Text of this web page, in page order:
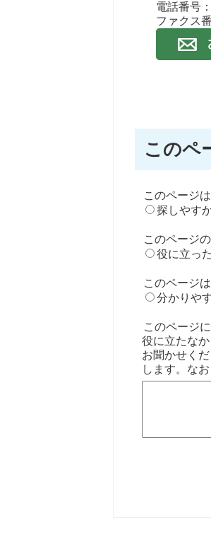
電話番号
ファクス
このペ
このページ
探しやす
このページ
役に立った
このページ
分かりや
このページ
役に立たな
お聞かせく
します。な